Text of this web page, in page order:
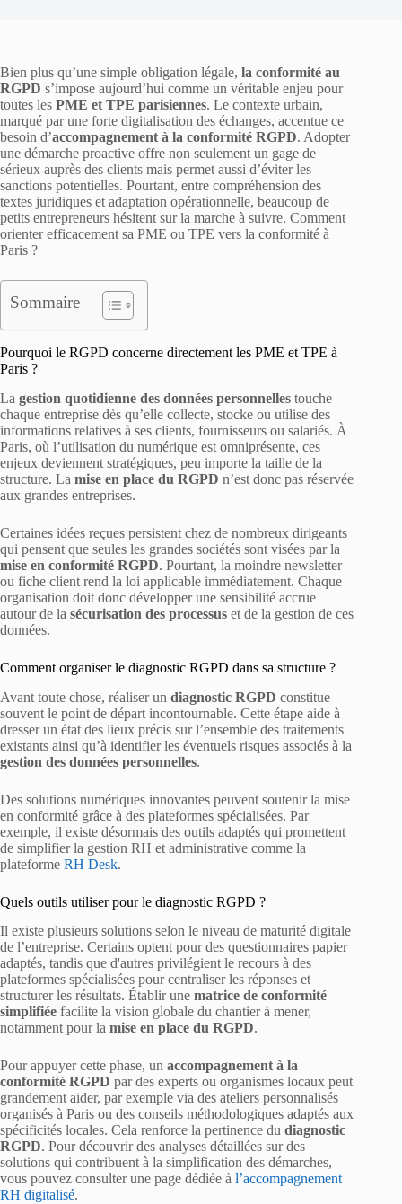
Bien plus qu’une simple obligation légale, la conformité au
RGPD s’impose aujourd’hui comme un véritable enjeu pour
toutes les PME et TPE parisiennes. Le contexte urbain,
marqué par une forte digitalisation des échanges, accentue ce
besoin d’accompagnement à la conformité RGPD. Adopter
une démarche proactive offre non seulement un gage de
sérieux auprès des clients mais permet aussi d’éviter les
sanctions potentielles. Pourtant, entre compréhension des
textes juridiques et adaptation opérationnelle, beaucoup de
petits entrepreneurs hésitent sur la marche à suivre. Comment
orienter efficacement sa PME ou TPE vers la conformité à
Paris ?
Sommaire
Pourquoi le RGPD concerne directement les PME et TPE à
Paris ?
La gestion quotidienne des données personnelles touche
chaque entreprise dès qu’elle collecte, stocke ou utilise des
informations relatives à ses clients, fournisseurs ou salariés. À
Paris, où l’utilisation du numérique est omniprésente, ces
enjeux deviennent stratégiques, peu importe la taille de la
structure. La mise en place du RGPD n’est donc pas réservée
aux grandes entreprises.
Certaines idées reçues persistent chez de nombreux dirigeants
qui pensent que seules les grandes sociétés sont visées par la
mise en conformité RGPD. Pourtant, la moindre newsletter
ou fiche client rend la loi applicable immédiatement. Chaque
organisation doit donc développer une sensibilité accrue
autour de la sécurisation des processus et de la gestion de ces
données.
Comment organiser le diagnostic RGPD dans sa structure ?
Avant toute chose, réaliser un diagnostic RGPD constitue
souvent le point de départ incontournable. Cette étape aide à
dresser un état des lieux précis sur l’ensemble des traitements
existants ainsi qu’à identifier les éventuels risques associés à la
gestion des données personnelles.
Des solutions numériques innovantes peuvent soutenir la mise
en conformité grâce à des plateformes spécialisées. Par
exemple, il existe désormais des outils adaptés qui promettent
de simplifier la gestion RH et administrative comme la
plateforme RH Desk.
Quels outils utiliser pour le diagnostic RGPD ?
Il existe plusieurs solutions selon le niveau de maturité digitale
de l’entreprise. Certains optent pour des questionnaires papier
adaptés, tandis que d'autres privilégient le recours à des
plateformes spécialisées pour centraliser les réponses et
structurer les résultats. Établir une matrice de conformité
simplifiée facilite la vision globale du chantier à mener,
notamment pour la mise en place du RGPD.
Pour appuyer cette phase, un accompagnement à la
conformité RGPD par des experts ou organismes locaux peut
grandement aider, par exemple via des ateliers personnalisés
organisés à Paris ou des conseils méthodologiques adaptés aux
spécificités locales. Cela renforce la pertinence du diagnostic
RGPD. Pour découvrir des analyses détaillées sur des
solutions qui contribuent à la simplification des démarches,
vous pouvez consulter une page dédiée à l’accompagnement
RH digitalisé.